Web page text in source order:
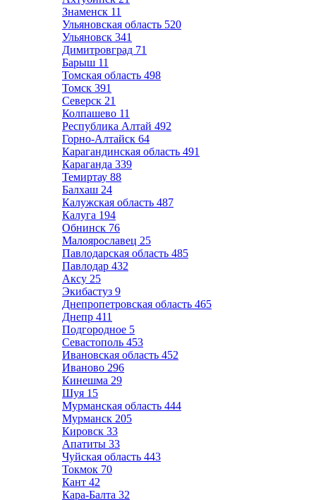
Знаменск 11
Ульяновская область 520
Ульяновск 341
Димитровград 71
Барыш 11
Томская область 498
Томск 391
Северск 21
Колпашево 11
Республика Алтай 492
Горно-Алтайск 64
Карагандинская область 491
Караганда 339
Темиртау 88
Балхаш 24
Калужская область 487
Калуга 194
Обнинск 76
Малоярославец 25
Павлодарская область 485
Павлодар 432
Аксу 25
Экибастуз 9
Днепропетровская область 465
Днепр 411
Подгородное 5
Севастополь 453
Ивановская область 452
Иваново 296
Кинешма 29
Шуя 15
Мурманская область 444
Мурманск 205
Кировск 33
Апатиты 33
Чуйская область 443
Токмок 70
Кант 42
Кара-Балта 32